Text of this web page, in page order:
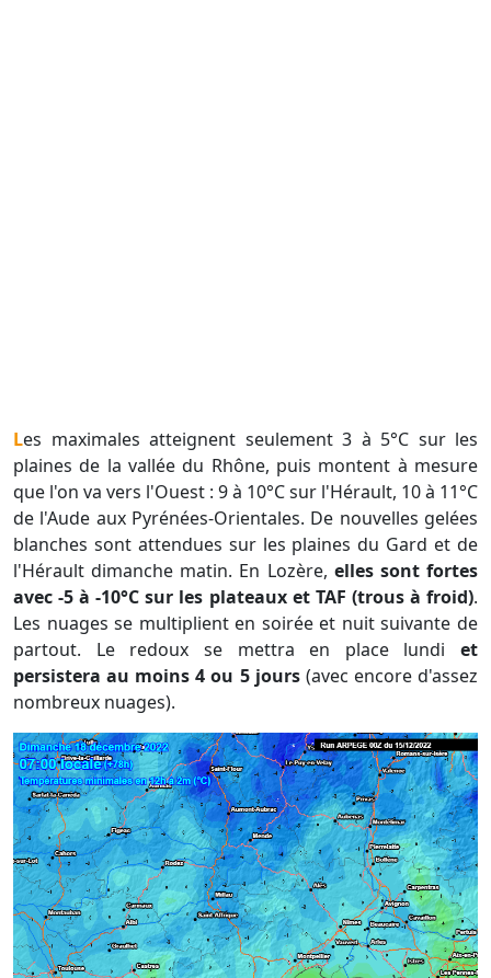
Les maximales atteignent seulement 3 à 5°C sur les
plaines de la vallée du Rhône, puis montent à mesure
que l'on va vers l'Ouest : 9 à 10°C sur l'Hérault, 10 à 11°C
de l'Aude aux Pyrénées-Orientales. De nouvelles gelées
blanches sont attendues sur les plaines du Gard et de
l'Hérault dimanche matin. En Lozère, elles sont fortes
avec -5 à -10°C sur les plateaux et TAF (trous à froid).
Les nuages se multiplient en soirée et nuit suivante de
partout. Le redoux se mettra en place lundi et
persistera au moins 4 ou 5 jours(avec encore d'assez
nombreux nuages).